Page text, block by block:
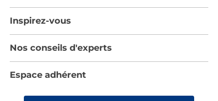
Devenez adhérent
Inspirez-vous
Nos catalogues
Rencontres
Nos conseils d'experts
Espace adhérent